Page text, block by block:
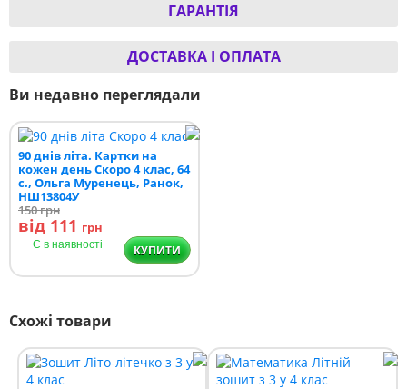
ГАРАНТІЯ
ДОСТАВКА І ОПЛАТА
Ви недавно переглядали
90 днів літа. Картки на
кожен день Скоро 4 клас, 64
с., Ольга Муренець, Ранок,
НШ13804У
150грн
від 111 грн
Є в наявності КУПИТИ
Схожі товари